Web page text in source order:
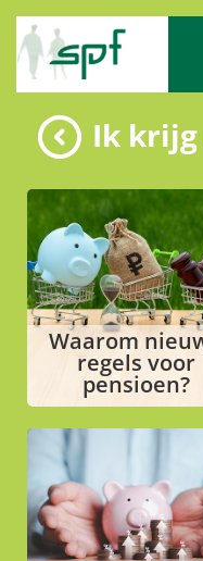
Ik
Waarom
regels voor
pensioen?